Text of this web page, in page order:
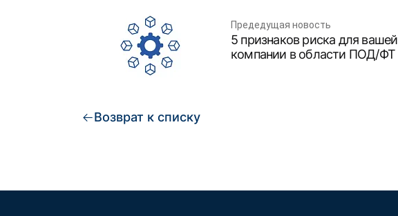
Предедущая новость
5 признаков риска для вашей
компании в области ПОД/ФТ
Возврат к списку